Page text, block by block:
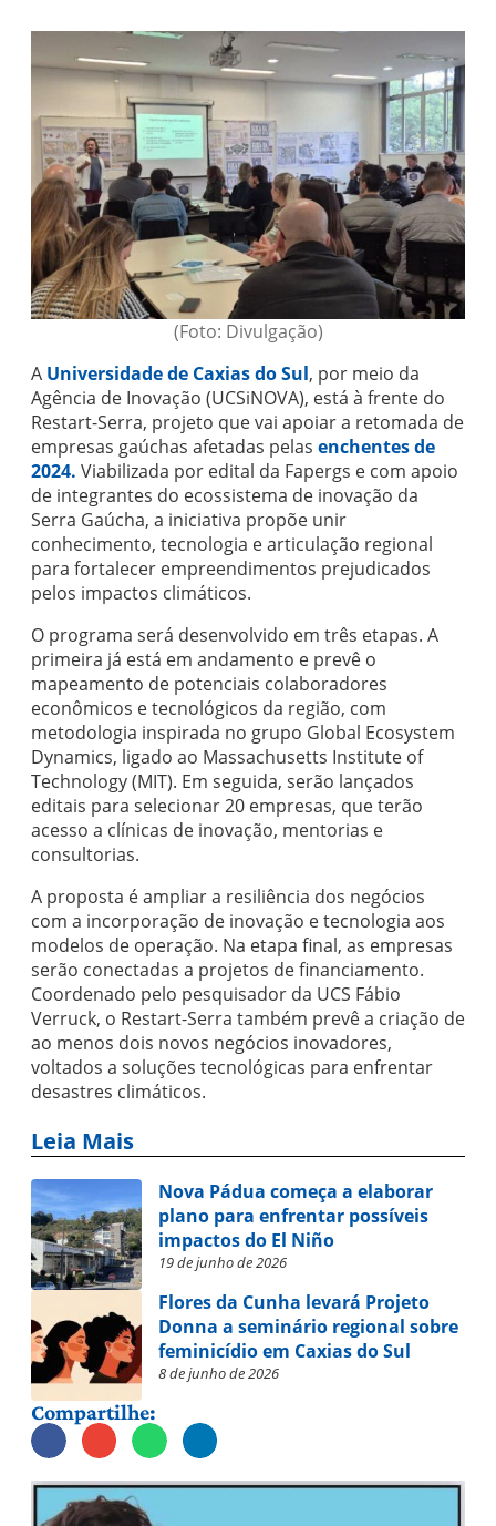
(Foto: Divulgação)
A Universidade de Caxias do Sul, por meio da
Agência de Inovação (UCSiNOVA), está à frente do
Restart-Serra, projeto que vai apoiar a retomada de
empresas gaúchas afetadas pelas enchentes de
2024. Viabilizada por edital da Fapergs e com apoio
de integrantes do ecossistema de inovação da
Serra Gaúcha, a iniciativa propõe unir
conhecimento, tecnologia e articulação regional
para fortalecer empreendimentos prejudicados
pelos impactos climáticos.
O programa será desenvolvido em três etapas. A
primeira já está em andamento e prevê o
mapeamento de potenciais colaboradores
econômicos e tecnológicos da região, com
metodologia inspirada no grupo Global Ecosystem
Dynamics, ligado ao Massachusetts Institute of
Technology (MIT). Em seguida, serão lançados
editais para selecionar 20 empresas, que terão
acesso a clínicas de inovação, mentorias e
consultorias.
A proposta é ampliar a resiliência dos negócios
com a incorporação de inovação e tecnologia aos
modelos de operação. Na etapa final, as empresas
serão conectadas a projetos de financiamento.
Coordenado pelo pesquisador da UCS Fábio
Verruck, o Restart-Serra também prevê a criação de
ao menos dois novos negócios inovadores,
voltados a soluções tecnológicas para enfrentar
desastres climáticos.
Leia Mais
Nova Pádua começa a elaborar
plano para enfrentar possíveis
impactos do El Niño
19 de junho de 2026
Flores da Cunha levará Projeto
Donna a seminário regional sobre
feminicídio em Caxias do Sul
8 de junho de 2026
Compartilhe: